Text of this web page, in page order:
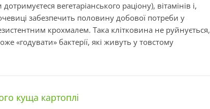
вегетаріанського раціону), вітамінів і,
забезпечить половину добової потреби у
крохмалем. Така клітковина не руйнується,
«годувати» бактерії, які живуть у товстому
куща картоплі